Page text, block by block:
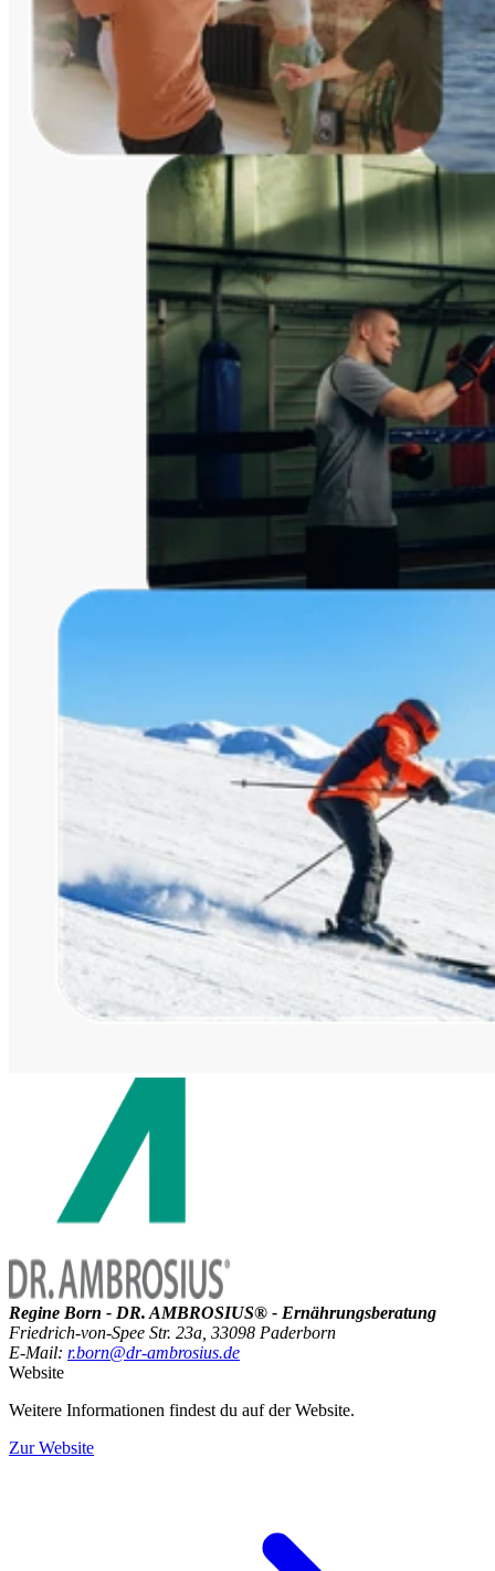
Regine Born - DR. AMBROSIUS® - Ernährungsberatung
Friedrich-von-Spee Str. 23a, 33098 Paderborn
E-Mail: r.born@dr-ambrosius.de
Website
Weitere Informationen findest du auf der Website.
Zur Website